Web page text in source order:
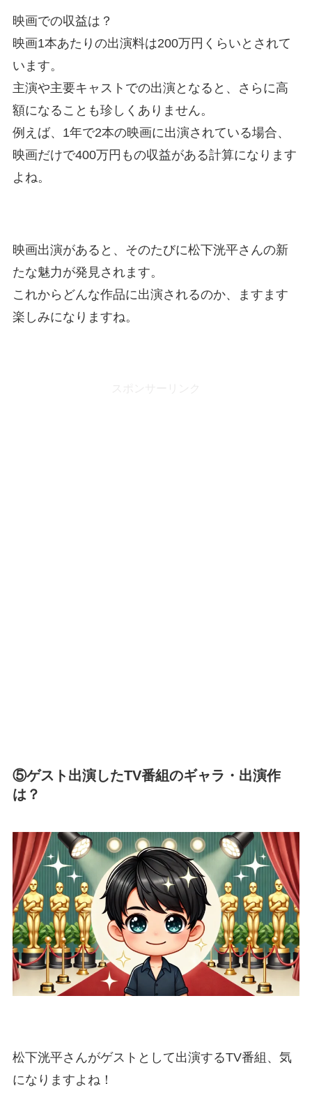
映画での収益は？
映画1本あたりの出演料は200万円くらいとされて
います。
主演や主要キャストでの出演となると、さらに高
額になることも珍しくありません。
例えば、1年で2本の映画に出演されている場合、
映画だけで400万円もの収益がある計算になります
よね。
映画出演があると、そのたびに松下洸平さんの新
たな魅力が発見されます。
これからどんな作品に出演されるのか、ますます
楽しみになりますね。
⑤ゲスト出演したTV番組のギャラ・出演作
は？
松下洸平さんがゲストとして出演するTV番組、気
になりますよね！